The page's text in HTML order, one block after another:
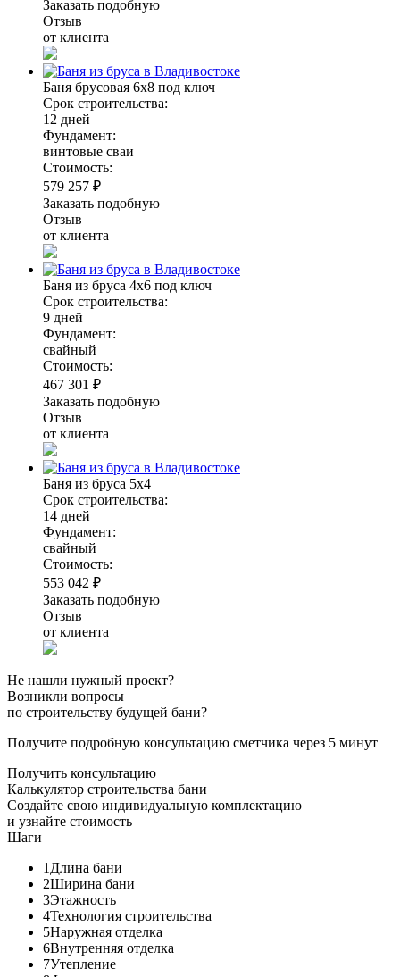
Заказать подобную
Отзыв
от клиента
Баня брусовая 6х8 под ключ
Срок строительства:
12 дней
Фундамент:
винтовые сваи
Стоимость:
579 257 ₽
Заказать подобную
Отзыв
от клиента
Баня из бруса 4х6 под ключ
Срок строительства:
9 дней
Фундамент:
свайный
Стоимость:
467 301 ₽
Заказать подобную
Отзыв
от клиента
Баня из бруса 5х4
Срок строительства:
14 дней
Фундамент:
свайный
Стоимость:
553 042 ₽
Заказать подобную
Отзыв
от клиента
Не нашли нужный проект?
Возникли вопросы
по строительству будущей бани?
Получите подробную консультацию сметчика через 5 минут
Получить консультацию
Калькулятор строительства бани
Создайте свою индивидуальную комплектацию
и узнайте стоимость
Шаги
1 Длина бани
2Ширина бани
3Этажность
4Технология строительства
5Наружная отделка
6Внутренняя отделка
7Утепление